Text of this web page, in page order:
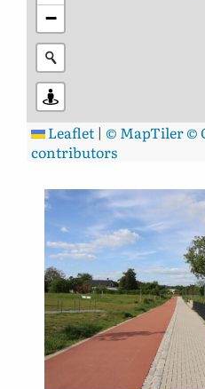
−
Leaflet | © MapTiler©
contributors